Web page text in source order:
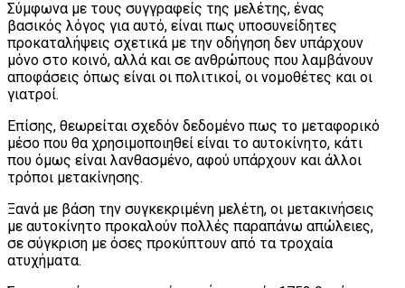
Σύμφωνα με τους συγγραφείς της μελέτης, ένας
βασικός λόγος για αυτό, είναι πως υποσυνείδητες
προκαταλήψεις σχετικά με την οδήγηση δεν υπάρχουν
μόνο στο κοινό, αλλά και σε ανθρώπους που λαμβάνουν
αποφάσεις όπως είναι οι πολιτικοί, οι νομοθέτες και οι
γιατροί.
Επίσης, θεωρείται σχεδόν δεδομένο πως το μεταφορικό
μέσο που θα χρησιμοποιηθεί είναι το αυτοκίνητο, κάτι
που όμως είναι λανθασμένο, αφού υπάρχουν και άλλοι
τρόποι μετακίνησης.
Ξανά με βάση την συγκεκριμένη μελέτη, οι μετακινήσεις
με αυτοκίνητο προκαλούν πολλές παραπάνω απώλειες,
σε σύγκριση με όσες προκύπτουν από τα τροχαία
ατυχήματα.